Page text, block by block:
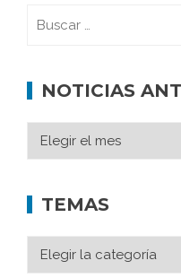
NOTICIAS
TEMAS